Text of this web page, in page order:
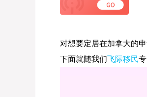
对想要定居在加拿大的
下面就随我们飞际移民